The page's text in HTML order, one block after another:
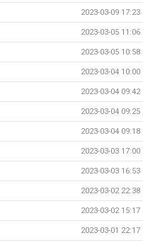
2023-03-09 17:23
2023-03-05 11:06
2023-03-05 10:58
2023-03-04 10:00
2023-03-04 09:42
2023-03-04 09:25
2023-03-04 09:18
2023-03-03 17:00
2023-03-03 16:53
2023-03-02 22:38
2023-03-02 15:17
2023-03-01 22:17